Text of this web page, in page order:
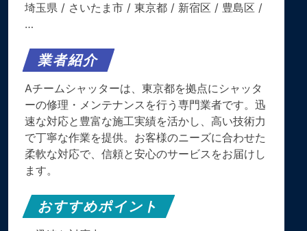
埼玉県 / さいたま市 / 東京都 / 新宿区 / 豊島区 /
…
業者紹介
Aチームシャッターは、東京都を拠点にシャッタ
ーの修理・メンテナンスを行う専門業者です。迅
速な対応と豊富な施工実績を活かし、高い技術力
で丁寧な作業を提供。お客様のニーズに合わせた
柔軟な対応で、信頼と安心のサービスをお届けし
ます。
おすすめポイント